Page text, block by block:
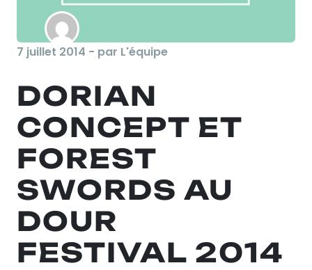
7 juillet 2014 - par L'équipe
DORIAN
CONCEPT ET
FOREST
SWORDS AU
DOUR
FESTIVAL 2014